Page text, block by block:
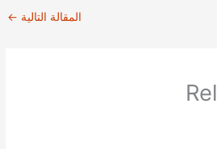
المقالة التالية ←